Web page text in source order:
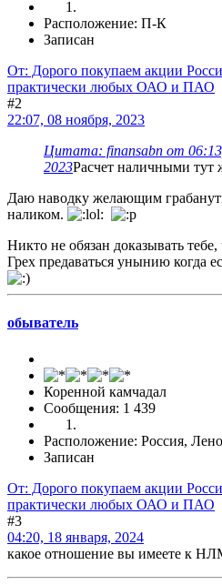
Расположение: П-К
Записан
От: Дорого покупаем акции
практически любых ОАО и ПАО
#2
22:07, 08 ноября, 2023
Цитата: finansabn от 06:13,
2023Расчет наличными тут
Даю наводку желающим
наликом.
Никто не обязан доказывать
Грех предаваться унынию когда
обыватель
Коренной камчадал
Сообщения: 1 439
Расположение: Россия,
Записан
От: Дорого покупаем акции
практически любых ОАО и ПАО
#3
04:20, 18 января, 2024
какое отношение вы имеете к